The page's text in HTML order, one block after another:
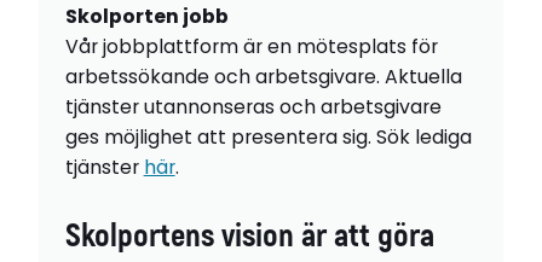
Skolporten jobb
Vår jobbplattform är en mötesplats för
arbetssökande och arbetsgivare. Aktuella
tjänster utannonseras och arbetsgivare
ges möjlighet att presentera sig. Sök lediga
tjänster här.
Skolportens vision är att göra